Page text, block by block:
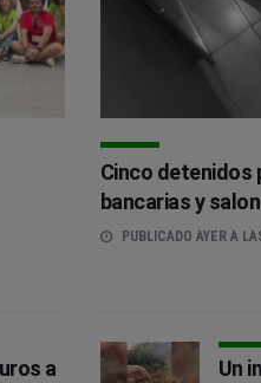
a
Cinco detenidos
bancarias y
PUBLICADO AYER A
Un